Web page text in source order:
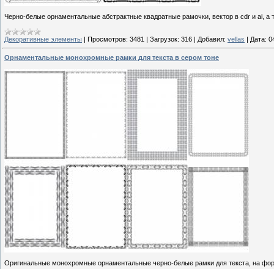
Черно-белые орнаментальные абстрактные квадратные рамочки, вектор в cdr и ai,
Декоративные элементы | Просмотров: 3481 | Загрузок: 316 | Добавил: vellas | Дата:
Орнаментальные монохромные рамки для текста в сером тоне
Оригинальные монохромные орнаментальные черно-белые рамки для текста, на